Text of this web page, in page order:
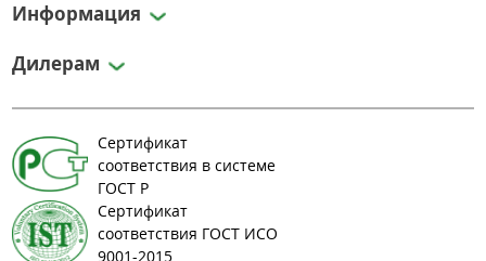
Информация
Дилерам
Сертификат
соответствия в системе
ГОСТ Р
Сертификат
соответствия ГОСТ ИСО
9001-2015